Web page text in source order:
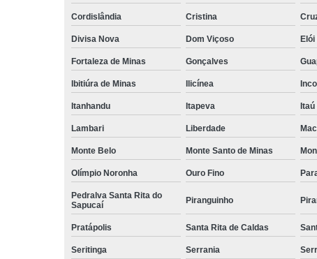
Cordislândia Cristina
Divisa Nova Dom Viçoso
Fortaleza de Minas Gonçalves
Ibitiúra de Minas Ilicínea
Itanhandu Itapeva
Lambari Liberdade
Monte Belo Monte Santo de Minas
Olímpio Noronha Ouro Fino
Pedralva Santa Rita do
Sapucaí
Piranguinho
Pratápolis Santa Rita de Caldas
Seritinga Serrania